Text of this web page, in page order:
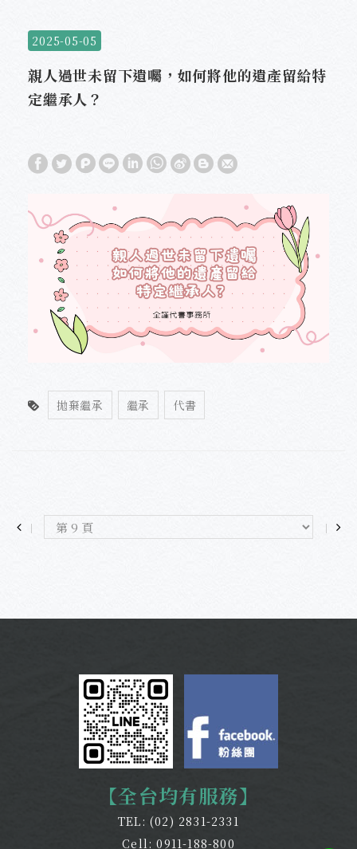
2025-05-05
親人過世未留下遺囑，如何將他的遺產留給特
定繼承人？
拋棄繼承 繼承 代書
【全台均有服務】
TEL:(02) 2831-2331
Cell:0911-188-800